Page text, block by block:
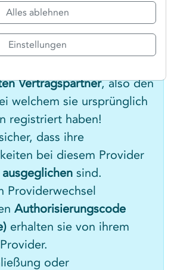
EINGETRAGENE
Vertragspartner, also den
welchem sie ursprünglich
registriert haben!
dass ihre
bei diesem Provider
sind.
Providerwechsel
Authorisierungscode
erhalten sie von ihrem
oder
Einstellungen
Alles ablehnen